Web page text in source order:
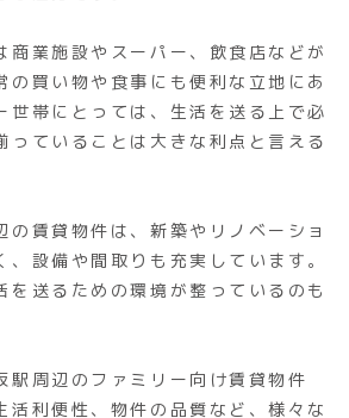
商業施設やスーパー、飲食店などが
の買い物や食事にも便利な立地にあ
世帯にとっては、生活を送る上で必
っていることは大きな利点と言える
の賃貸物件は、新築やリノベーショ
、設備や間取りも充実しています。
を送るための環境が整っているのも
駅周辺のファミリー向け賃貸物件
活利便性、物件の品質など、様々な